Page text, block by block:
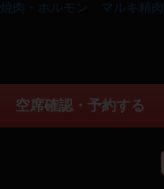
焼肉・ホルモン マルキ精
空席確認・予約する